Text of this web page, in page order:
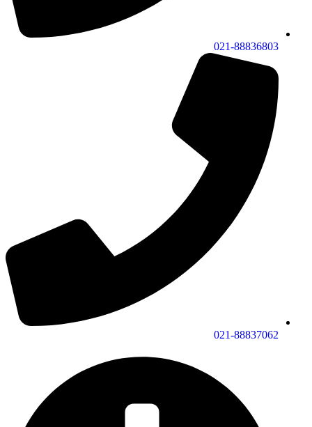
021-88836803
021-88837062